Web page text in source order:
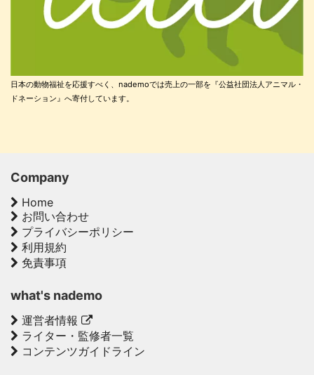
日本の動物福祉を応援すべく、nademoでは売上の一部を『公益社団法人アニマル・
ドネーション』へ寄付しています。
Company
Home
お問い合わせ
プライバシーポリシー
利用規約
免責事項
what's nademo
運営者情報
ライター・監修者一覧
コンテンツガイドライン